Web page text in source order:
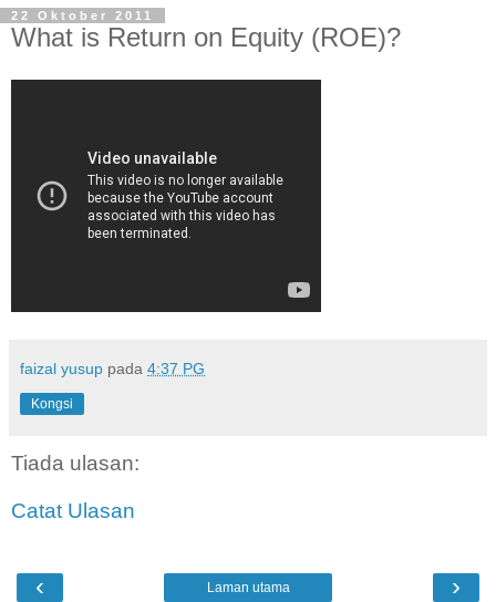
22 Oktober 2011
What is Return on Equity (ROE)?
faizal yusup pada 4:37 PG
Kongsi
Tiada ulasan:
Catat Ulasan
‹ ›
Laman utama